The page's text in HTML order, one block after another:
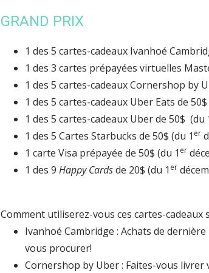
GRAND PRIX
1 des 5 cartes-cadeaux Ivanhoé
1 des 3 cartes prépayées virtuelles
1 des 5 cartes-cadeaux Cornershop by
1 des 5 cartes-cadeaux Uber Eats de
1 des 5 cartes-cadeaux Uber de 50$ (du
1 des 5 Cartes Starbucks de 50$ (du 1 er
1 carte Visa prépayée de 50$ (du 1 er
1 des 9 Happy Cardsde 20$ (du 1 er
Comment utiliserez-vous ces cartes-
Ivanhoé Cambridge : Achats de
vous procurer!
Cornershop by Uber : Faites-vous livrer